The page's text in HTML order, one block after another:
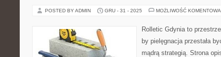
POSTED BY ADMIN GRU - 31 - 2025 MOŻLIWOŚĆ
Rolletic Gdynia to
by pielęgnacja przestała
mądrą strategią. Strona